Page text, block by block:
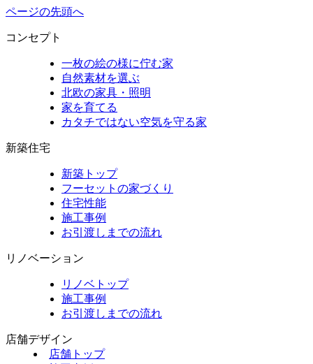
ページの先頭へ
コンセプト
一枚の絵の様に佇む家
自然素材を選ぶ
北欧の家具・照明
家を育てる
カタチではない空気を守る家
新築住宅
新築トップ
フーセットの家づくり
住宅性能
施工事例
お引渡しまでの流れ
リノベーション
リノベトップ
施工事例
お引渡しまでの流れ
店舗デザイン
店舗トップ